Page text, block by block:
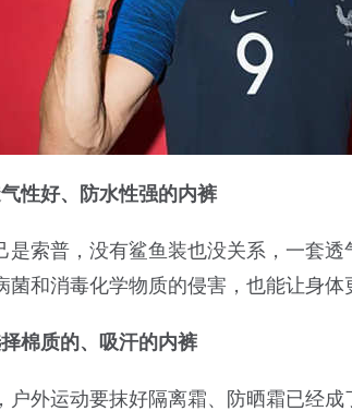
性好、防水性强的内裤
是索普，没有鲨鱼装也没关系，一套
菌和消毒化学物质的侵害，也能让身体
棉质的、吸汗的内裤
户外运动要抹好隔离霜、防晒霜已经